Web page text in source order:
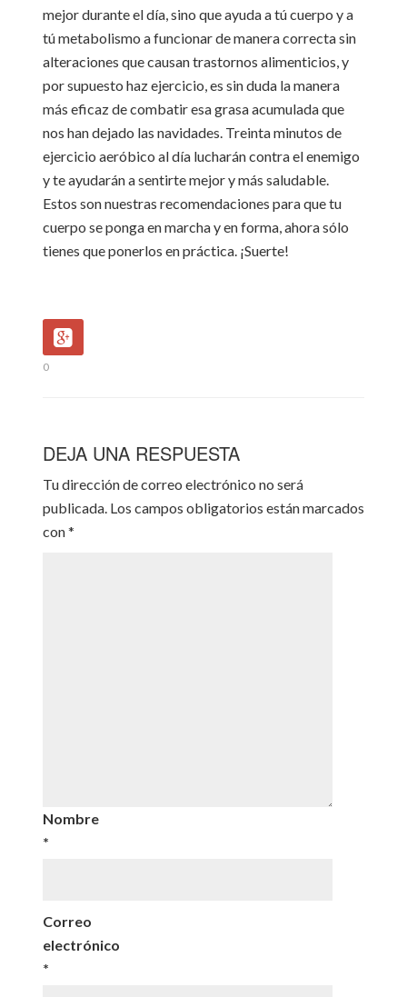
mejor durante el día, sino que ayuda a tú cuerpo y a
tú metabolismo a funcionar de manera correcta sin
alteraciones que causan trastornos alimenticios, y
por supuesto haz ejercicio, es sin duda la manera
más eficaz de combatir esa grasa acumulada que
nos han dejado las navidades. Treinta minutos de
ejercicio aeróbico al día lucharán contra el enemigo
y te ayudarán a sentirte mejor y más saludable.
Estos son nuestras recomendaciones para que tu
cuerpo se ponga en marcha y en forma, ahora sólo
tienes que ponerlos en práctica. ¡Suerte!
0
DEJA UNA RESPUESTA
Tu dirección de correo electrónico no será
publicada. Los campos obligatorios están marcados
con*
Nombre
*
Correo
electrónico
*